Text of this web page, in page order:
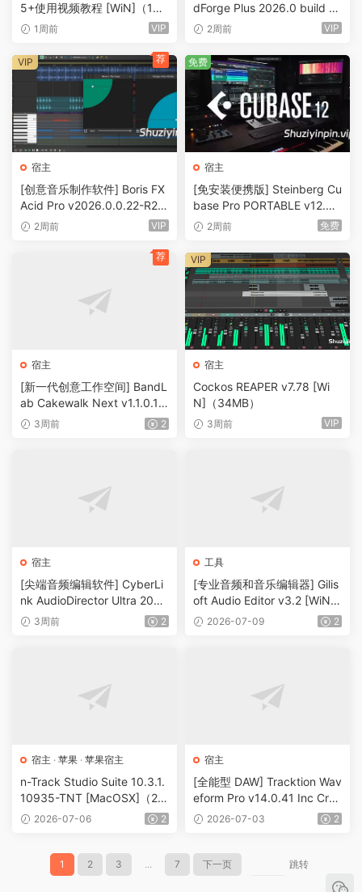
5+使用视频教程 [WiN]（14.
9MB+）
1周前 VIP
dForge Plus 2026.0 build 71
-V.R [WiN]（920.98MB）
2周前 VIP
宿主
[创意音乐制作软件] Boris FX
Acid Pro v2026.0.0.22-R2R
[WiN]（318.23MB）
2周前 VIP
VIP 荐
宿主
[免安装便携版] Steinberg Cu
base Pro PORTABLE v12.0.
70 [WiN]（569.73 MB）
2周前 免费
免费
宿主
[新一代创意工作空间] BandL
ab Cakewalk Next v1.1.0.12
6 Incl Keygen-R2R [WiN]（
3周前 2
荐
宿主
Cockos REAPER v7.78 [Wi
N]（34MB）
3周前 VIP
VIP
宿主
[尖端音频编辑软件] CyberLi
nk AudioDirector Ultra 2026
v17.0.6707.0 [WiN]（140.5
3周前 2
工具
[专业音频和音乐编辑器] Gilis
oft Audio Editor v3.2 [WiN]
（414MB）
2026-07-09 2
宿主 · 苹果 · 苹果宿主
n-Track Studio Suite 10.3.1.
10935-TNT [MacOSX]（24
0MB+282MB）
2026-07-06 2
宿主
[全能型 DAW] Tracktion Wav
eform Pro v14.0.41 Inc CrK
[WiN]（465MB）
2026-07-03 2
1 2 3 ... 7 下一页 跳转